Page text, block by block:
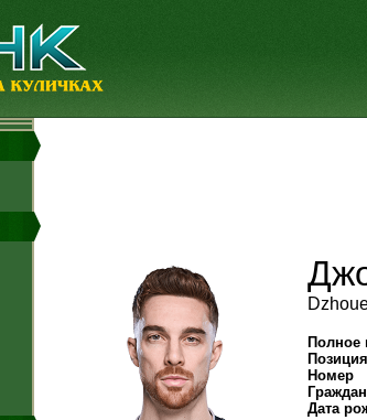
Полное
Позиция
Номер
Дата